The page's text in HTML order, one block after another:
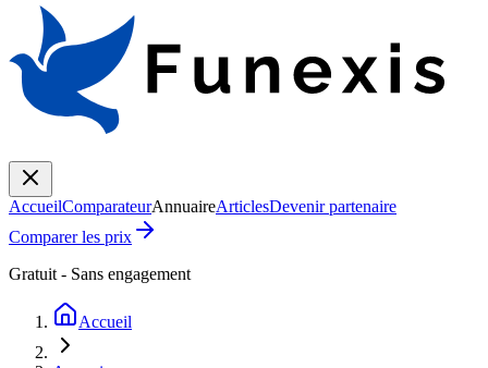
AccueilComparateurAnnuaireArticlesDevenir partenaire
Comparer les prix
Gratuit - Sans engagement
Accueil